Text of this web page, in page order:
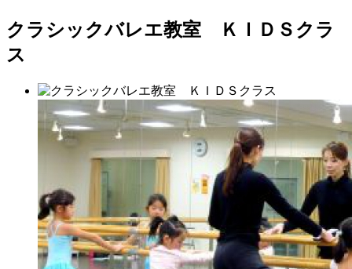
クラシックバレエ教室 ＫＩＤＳクラ
ス